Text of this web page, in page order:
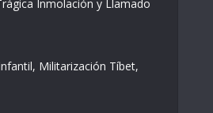
Inmolación y Llamado
Militarización Tíbet,